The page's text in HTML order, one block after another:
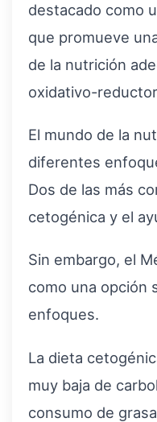
destacado como
que promueve
de la nutrición
oxidativo-
El mundo de la
diferentes
Dos de las más
cetogénica y el
Sin embargo, el
como una opción
enfoques.
La dieta
muy baja de
consumo de